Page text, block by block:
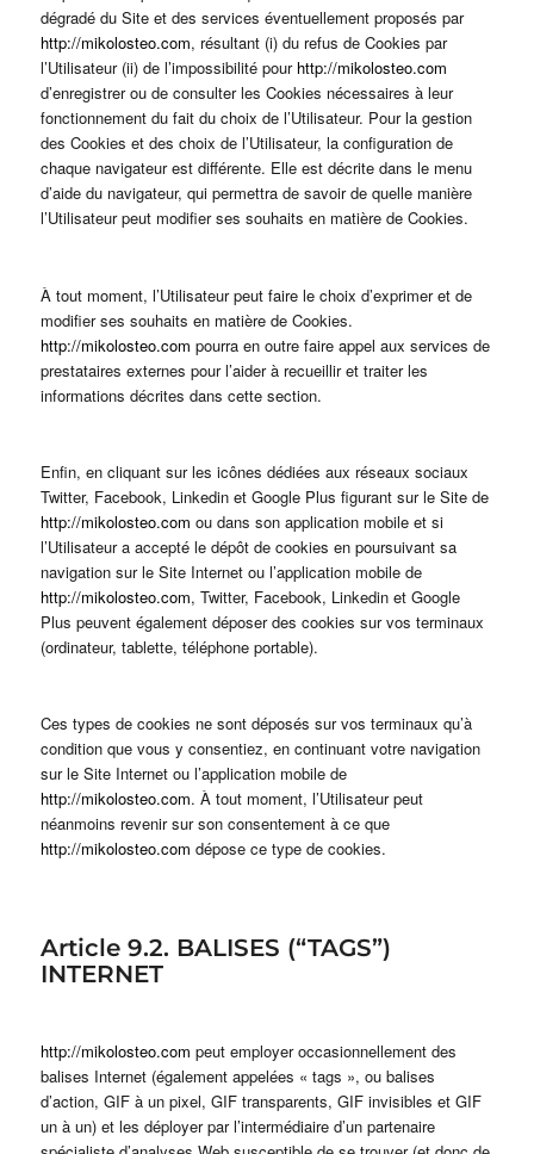
dégradé du Site et des services éventuellement proposés par
http://mikolosteo.com, résultant (i) du refus de Cookies par
l’Utilisateur (ii) de l’impossibilité pour http://mikolosteo.com
d’enregistrer ou de consulter les Cookies nécessaires à leur
fonctionnement du fait du choix de l’Utilisateur. Pour la gestion
des Cookies et des choix de l’Utilisateur, la configuration de
chaque navigateur est différente. Elle est décrite dans le menu
d’aide du navigateur, qui permettra de savoir de quelle manière
l’Utilisateur peut modifier ses souhaits en matière de Cookies.
À tout moment, l’Utilisateur peut faire le choix d’exprimer et de
modifier ses souhaits en matière de Cookies.
http://mikolosteo.com pourra en outre faire appel aux services de
prestataires externes pour l’aider à recueillir et traiter les
informations décrites dans cette section.
Enfin, en cliquant sur les icônes dédiées aux réseaux sociaux
Twitter, Facebook, Linkedin et Google Plus figurant sur le Site de
http://mikolosteo.com ou dans son application mobile et si
l’Utilisateur a accepté le dépôt de cookies en poursuivant sa
navigation sur le Site Internet ou l’application mobile de
http://mikolosteo.com, Twitter, Facebook, Linkedin et Google
Plus peuvent également déposer des cookies sur vos terminaux
(ordinateur, tablette, téléphone portable).
Ces types de cookies ne sont déposés sur vos terminaux qu’à
condition que vous y consentiez, en continuant votre navigation
sur le Site Internet ou l’application mobile de
http://mikolosteo.com. À tout moment, l’Utilisateur peut
néanmoins revenir sur son consentement à ce que
http://mikolosteo.com dépose ce type de cookies.
Article 9.2. BALISES (“TAGS”)
INTERNET
http://mikolosteo.com peut employer occasionnellement des
balises Internet (également appelées « tags », ou balises
d’action, GIF à un pixel, GIF transparents, GIF invisibles et GIF
un à un) et les déployer par l’intermédiaire d’un partenaire